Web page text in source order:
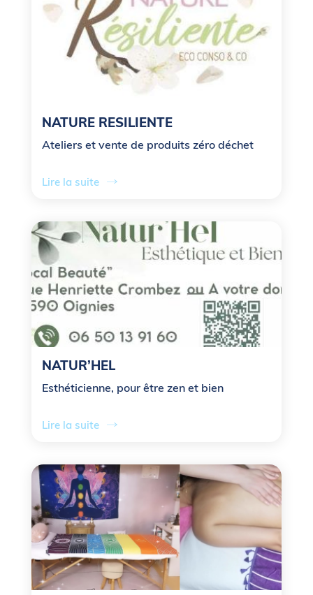
NATURE RESILIENTE
Ateliers et vente de produits zéro déchet
Lire la suite
NATUR’HEL
Esthéticienne, pour être zen et bien
Lire la suite